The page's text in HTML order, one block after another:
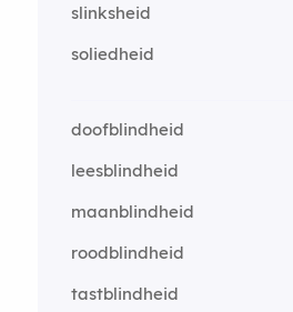
slinksheid
soliedheid
doofblindheid
leesblindheid
maanblindheid
roodblindheid
tastblindheid